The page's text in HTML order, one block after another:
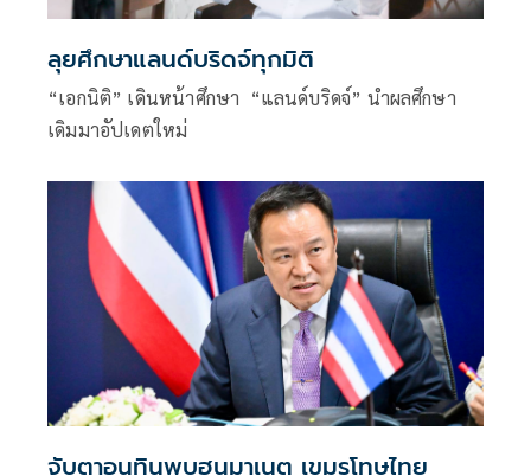
ลุยศึกษาแลนด์บริดจ์ทุกมิติ
“เอกนิติ” เดินหน้าศึกษา “แลนด์บริดจ์” นำผลศึกษา
เดิมมาอัปเดตใหม่
จับตาอนุทินพบฮุนมาเนต เขมรโทษไทย